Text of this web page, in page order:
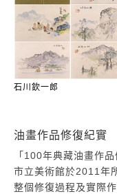
石川欽一郎
油畫作品修復紀實
「100年典藏油畫作
市立美術館於2011年
整個修復過程及實際